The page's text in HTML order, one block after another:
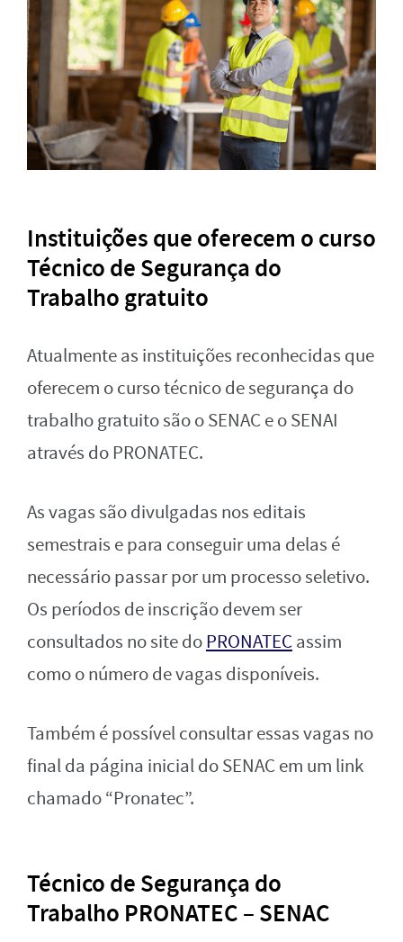
Instituições que oferecem o curso
Técnico de Segurança do
Trabalho gratuito
Atualmente as instituições reconhecidas que
oferecem o curso técnico de segurança do
trabalho gratuito são o SENAC e o SENAI
através do PRONATEC.
As vagas são divulgadas nos editais
semestrais e para conseguir uma delas é
necessário passar por um processo seletivo.
Os períodos de inscrição devem ser
consultados no site doPRONATECassim
como o número de vagas disponíveis.
Também é possível consultar essas vagas no
final da página inicial do SENAC em um link
chamado “Pronatec”.
Técnico de Segurança do
Trabalho PRONATEC – SENAC